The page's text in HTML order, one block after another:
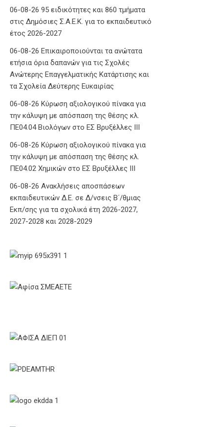
06-08-26 95 ειδικότητες και 860 τμήματα
στις Δημόσιες Σ.Α.Ε.Κ. για το εκπαιδευτικό
έτος 2026-2027
06-08-26 Επικαιροποιούνται τα ανώτατα
ετήσια όρια δαπανών για τις Σχολές
Ανώτερης Επαγγελματικής Κατάρτισης και
τα Σχολεία Δεύτερης Ευκαιρίας
06-08-26 Κύρωση αξιολογικού πίνακα για
την κάλυψη με απόσπαση της θέσης κλ.
ΠΕ04.04 Βιολόγων στο ΕΣ Βρυξέλλες ΙΙΙ
06-08-26 Κύρωση αξιολογικού πίνακα για
την κάλυψη με απόσπαση της θέσης κλ.
ΠΕ04.02 Χημικών στο ΕΣ Βρυξέλλες ΙΙΙ
06-08-26 Ανακλήσεις αποσπάσεων
εκπαιδευτικών Δ.Ε. σε Δ/νσεις Β΄/θμιας
Εκπ/σης για τα σχολικά έτη 2026-2027,
2027-2028 και 2028-2029